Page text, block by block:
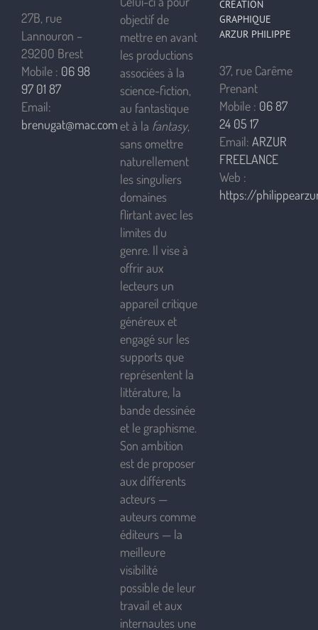
27B, rue
Lannouron –
29200 Brest
Mobile : 06 98
97 01 87
Email:
brenugat@mac.com
objectif de
mettre en avant
les productions
associées à la
science-fiction,
au fantastique
et à la fantasy,
sans omettre
naturellement
les singuliers
domaines
flirtant avec les
limites du
genre. Il vise à
offrir aux
lecteurs un
appareil critique
généreux et
engagé sur les
supports que
représentent la
littérature, la
bande dessinée
et le graphisme.
Son ambition
est de proposer
aux différents
acteurs —
auteurs comme
éditeurs — la
meilleure
visibilité
possible de leur
travail et aux
internautes une
CRÉATION
GRAPHIQUE
ARZUR PHILIPPE
37, rue Carême
Prenant
Mobile : 06 87
24 05 17
Email: ARZUR
FREELANCE
Web :
https://